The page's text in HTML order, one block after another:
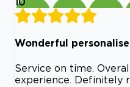
Wonderful
Service on time.
experience. Definitely